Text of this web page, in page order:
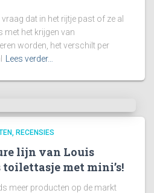
vraag dat in het rijtje past of ze al
het krijgen van
worden, het verschilt per
Lees verder…
RECENSIES
lijn van Louis
met mini’s!
meer producten op de markt